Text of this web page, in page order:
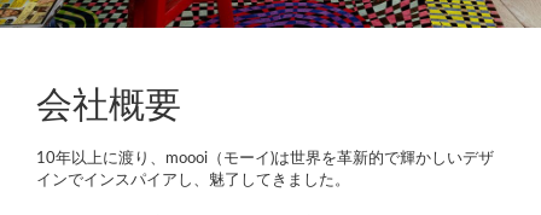
会社概要
10年以上に渡り、moooi（モーイ)は世界を革新的で輝かしいデザ
インでインスパイアし、魅了してきました。